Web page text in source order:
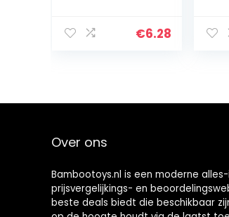
Multifunctionele
€6.28
Over ons
Bambootoys.nl is een moderne
prijsvergelijkings- en
beste deals biedt die beschikbaar